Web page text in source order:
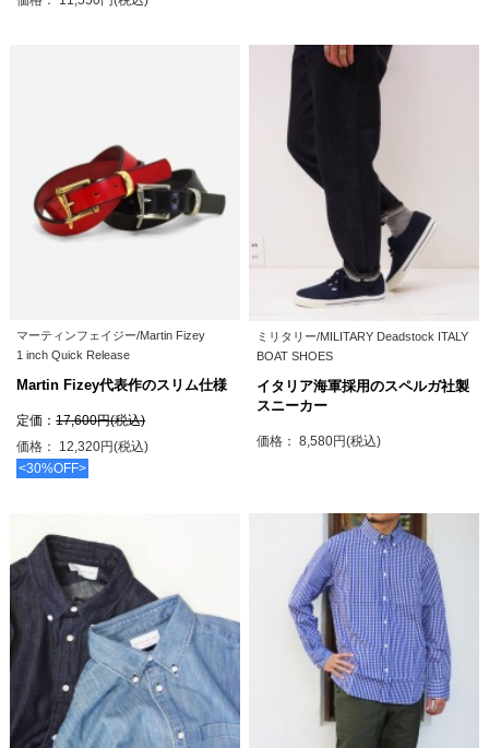
マーティンフェイジー/Martin Fizey
1 inch Quick Release
Martin Fizey代表作のスリム仕様
定価：17,600円(税込)
価格： 12,320円(税込)
<30%OFF>
ミリタリー/MILITARY Deadstock ITALY
BOAT SHOES
イタリア海軍採用のスペルガ社製
スニーカー
価格： 8,580円(税込)